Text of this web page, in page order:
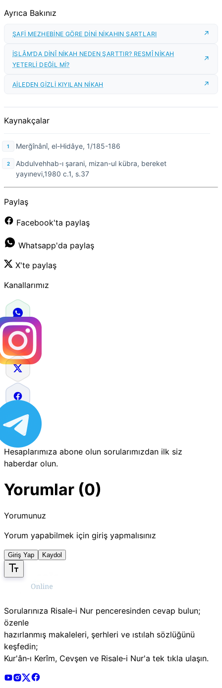
Ayrıca Bakınız
ŞAFİ MEZHEBİNE GÖRE DİNİ NİKAHIN ŞARTLARI
İSLÂM’DA DİNÎ NİKAH NEDEN ŞARTTIR? RESMÎ NİKAH
YETERLİ DEĞİL Mİ?
AİLEDEN GİZLİ KIYILAN NİKAH
Kaynakçalar
Merğînânî, el-Hidâye, 1/185-186
Abdulvehhab-ı şarani, mizan-ul kübra, bereket
yayınevi,1980 c.1, s.37
Paylaş
Facebook'ta paylaş
Whatsapp'da paylaş
X'te paylaş
Kanallarımız
Hesaplarımıza abone olun sorularımızdan ilk siz
haberdar olun.
Yorumlar (0)
Yorumunuz
Yorum yapabilmek için giriş yapmalısınız
Giriş Yap Kaydol
Sorularınıza Risale‑i Nur penceresinden cevap bulun;
özenle
hazırlanmış makaleleri, şerhleri ve ıstılah sözlüğünü
keşfedin;
Kur'ân‑ı Kerîm, Cevşen ve Risale‑i Nur'a tek tıkla ulaşın.
Risale Online Youtube Hesabı
Risale Online Instagram Hesabı
Risale Online X Hesabı